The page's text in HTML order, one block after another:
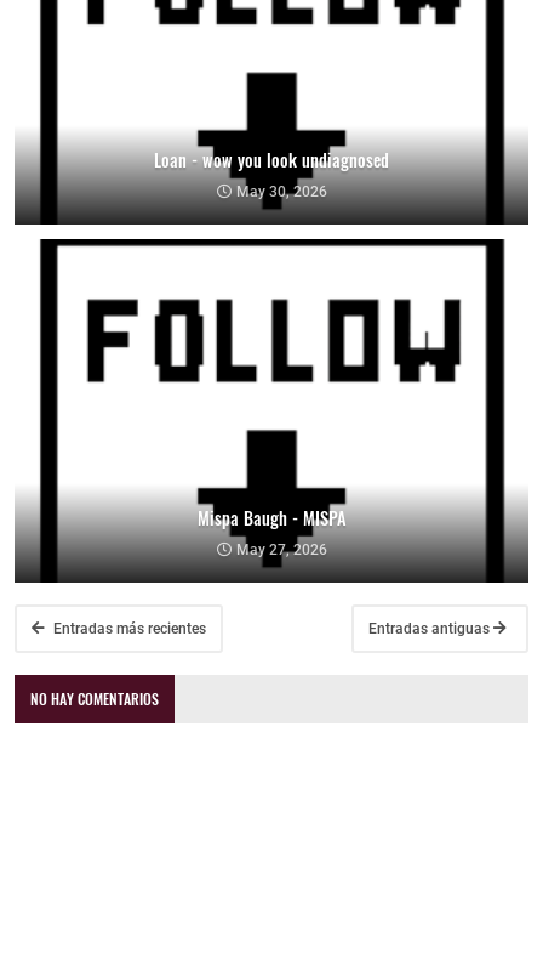
Loan - wow you look undiagnosed
May 30, 2026
Mispa Baugh - MISPA
May 27, 2026
Entradas más recientes Entradas antiguas
NO HAY COMENTARIOS